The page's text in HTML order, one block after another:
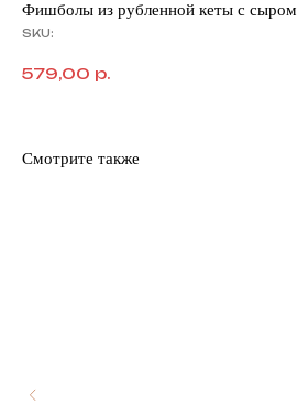
Фишболы из рубленной кеты с сыром
SKU:
579,00 р.
Смотрите также